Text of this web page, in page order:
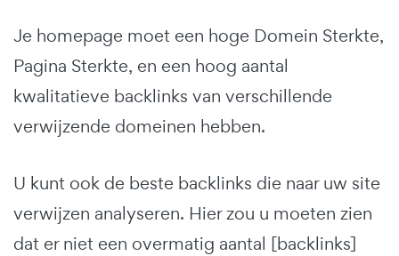
Je homepage moet een hoge Domein Sterkte,
Pagina Sterkte, en een hoog aantal
kwalitatieve backlinks van verschillende
verwijzende domeinen hebben.
U kunt ook de beste backlinks die naar uw site
verwijzen analyseren. Hier zou u moeten zien
dat er niet een overmatig aantal [backlinks]